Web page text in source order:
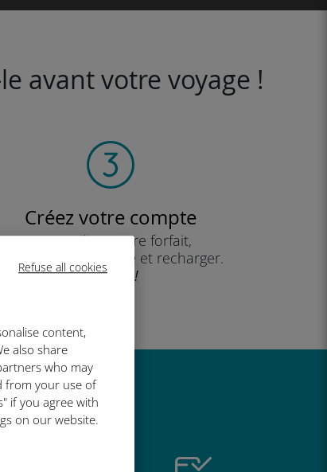
Refuse all cookies
content,
also share
who may
from your use of
if you agree with
on our website.
avant votre voyage !
Créez votre compte
pour utiliser votre forfait,
consulter votre solde et recharger.
Profitez !
bien